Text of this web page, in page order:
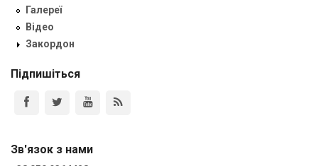
Галереї
Відео
Закордон
Підпишіться
Зв'язок з нами